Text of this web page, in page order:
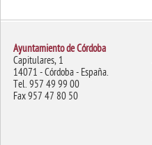
Ayuntamiento de Córdoba
Capitulares, 1
14071 - Córdoba - España.
Tel. 957 49 99 00
Fax 957 47 80 50